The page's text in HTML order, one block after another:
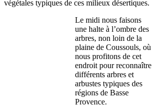
végétales typiques de ces milieux désertiques.
Le midi nous faisons
une halte à l’ombre des
arbres, non loin de la
plaine de Coussouls, où
nous profitons de cet
endroit pour reconnaître
différents arbres et
arbustes typiques des
régions de Basse
Provence.